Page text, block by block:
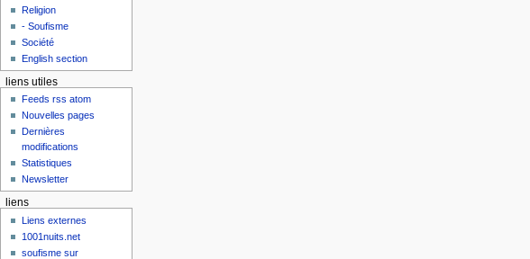
Religion
- Soufisme
Société
English section
liens utiles
Feeds rss atom
Nouvelles pages
Dernières
modifications
Statistiques
Newsletter
liens
Liens externes
1001nuits.net
soufisme sur